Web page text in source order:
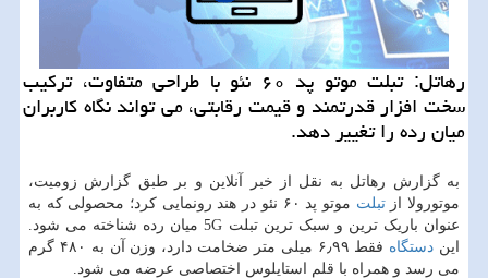
رهاتل: تبلت موتو پد ۶۰ نئو با طراحی متفاوت، ترکیب
سخت افزار قدرتمند و قیمت رقابتی، می تواند نگاه کاربران
میان رده را تغییر دهد.
به گزارش رهاتل به نقل از خبر آنلاین و بر طبق گزارش زومیت،
موتورولا ازتبلت
موتو پد ۶۰ نئو در هند رونمایی کرد؛ محصولی که به
عنوان باریک ترین و سبک ترین تبلت 5G میان رده شناخته می شود.
این دستگاه
فقط ۶٫۹۹ میلی متر ضخامت دارد، وزن آن به ۴۸۰ گرم
می رسد و همراه با قلم استایلوس اختصاصی عرضه می شود.